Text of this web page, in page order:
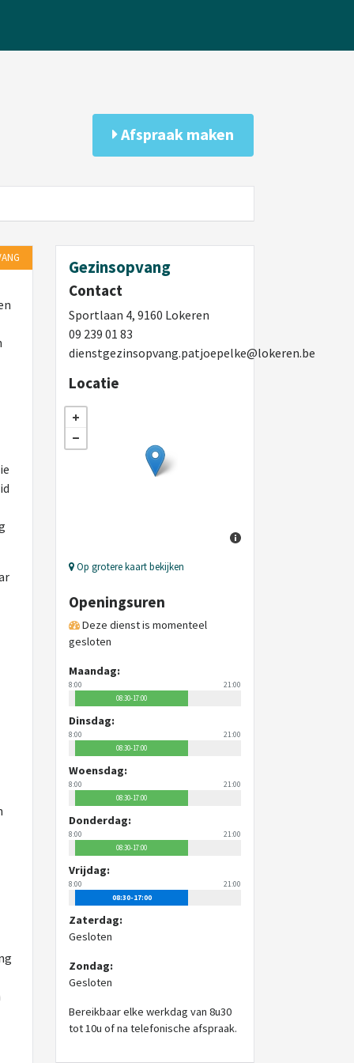
Afspraak maken
Gezinsopvang
Contact
Sportlaan 4, 9160 Lokeren
09 239 01 83
dienstgezinsopvang.patjoepelke@lokeren.be
Locatie
Op grotere kaart bekijken
Openingsuren
Deze dienst is momenteel
gesloten
Maandag:
8:00 21:00
08:30-17:00
Dinsdag:
8:00 21:00
08:30-17:00
Woensdag:
8:00 21:00
08:30-17:00
Donderdag:
8:00 21:00
08:30-17:00
Vrijdag:
8:00 21:00
08:30-17:00
Zaterdag:
Gesloten
Zondag:
Gesloten
Bereikbaar elke werkdag van 8u30
tot 10u of na telefonische afspraak.